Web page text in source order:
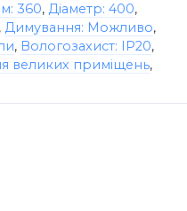
360, Діаметр: 400,
, Димування: Можливо,
, Вологозахист: IP20,
великих приміщень,